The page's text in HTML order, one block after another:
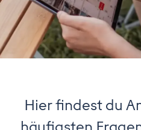
Hier findest du